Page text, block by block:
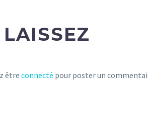
LAISSEZ
être connecté pour poster un